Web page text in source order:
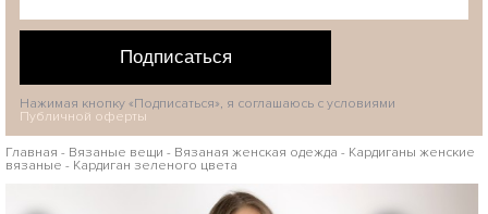
Подписаться
Нажимая кнопку «Подписаться», я соглашаюсь с условиями
Публичной оферты
Главная - Вязаные вещи - Вязаная женская одежда - Кардиганы женские
вязаные - Кардиган зеленого цвета